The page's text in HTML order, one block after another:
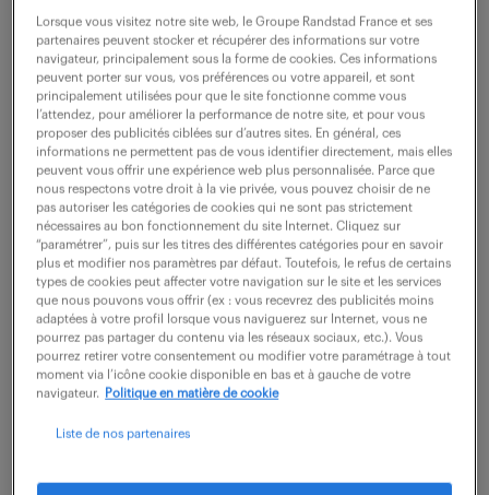
coordinateur technique h/f
6 août 2026
Blagnac (31) intérim
6 mois
34 000 € / an
Vos missions : Coordonner, réaliser et suivre les
activités et travaux avec les différents acteurs de son
périmètre S'assurer de la mise à jour des outils de
gestion internes et...
voir l'offre
support technique h/f
Lorsque vous visitez notre site web, le Groupe Randstad France et ses
partenaires peuvent stocker et récupérer des informations sur votre
navigateur, principalement sous la forme de cookies. Ces informations
peuvent porter sur vous, vos préférences ou votre appareil, et sont
principalement utilisées pour que le site fonctionne comme vous
l’attendez, pour améliorer la performance de notre site, et pour vous
proposer des publicités ciblées sur d’autres sites. En général, ces
informations ne permettent pas de vous identifier directement, mais elles
peuvent vous offrir une expérience web plus personnalisée. Parce que
nous respectons votre droit à la vie privée, vous pouvez choisir de ne
pas autoriser les catégories de cookies qui ne sont pas strictement
nécessaires au bon fonctionnement du site Internet. Cliquez sur
“paramétrer”, puis sur les titres des différentes catégories pour en savoir
plus et modifier nos paramètres par défaut. Toutefois, le refus de certains
types de cookies peut affecter votre navigation sur le site et les services
que nous pouvons vous offrir (ex : vous recevrez des publicités moins
adaptées à votre profil lorsque vous naviguerez sur Internet, vous ne
pourrez pas partager du contenu via les réseaux sociaux, etc.). Vous
pourrez retirer votre consentement ou modifier votre paramétrage à tout
moment via l’icône cookie disponible en bas et à gauche de votre
navigateur.
Politique en matière de cookie
Liste de nos partenaires